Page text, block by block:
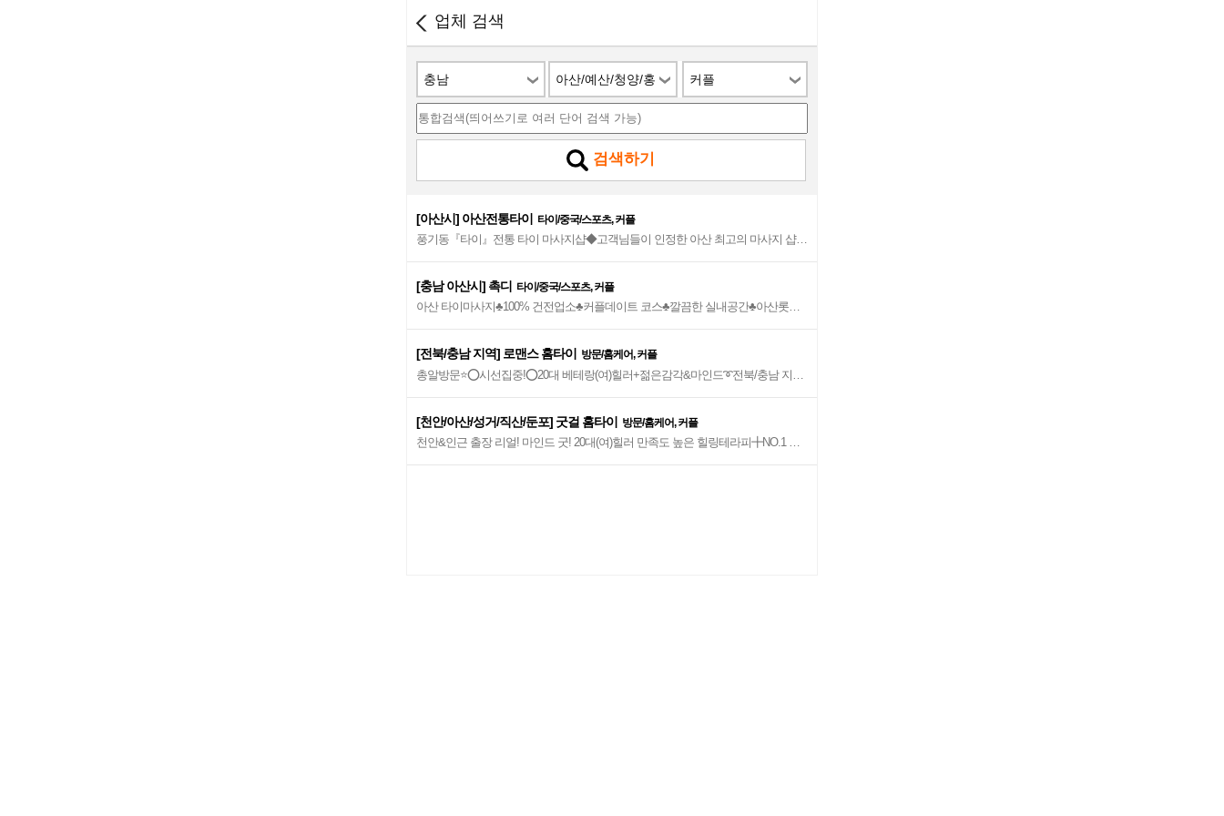
업체 검색
충남
아산/예산/청양/홍
성
커플
검색하기
[아산시] 아산전통타이
타이/중국/스포츠, 커플
풍기동『타이』전통 타이 마사지샵◆고객님들이 인정한 아산 최고의 마사지 샵◆
[충남 아산시] 촉디
타이/중국/스포츠, 커플
아산 타이마사지♣100% 건전업소♣커플데이트 코스♣깔끔한 실내공간♣아산롯데
[전북/충남 지역] 로맨스 홈타이
방문/홈케어, 커플
총알방문⭐️⭕시선집중!⭕20대 베테랑(여)힐러+젊은감각&마인드➰전북/충남 지역
[천안/아산/성거/직산/둔포] 굿걸 홈타이 방문/홈케어, 커플
천안&인근 출장 리얼! 마인드 굿! 20대(여)힐러 만족도 높은 힐링테라피╋NO.1 총